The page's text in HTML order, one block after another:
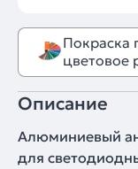
Покраска
цветовое
Описание
Алюминиевый
для